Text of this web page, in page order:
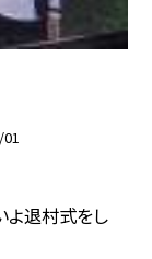
よ退村式をし